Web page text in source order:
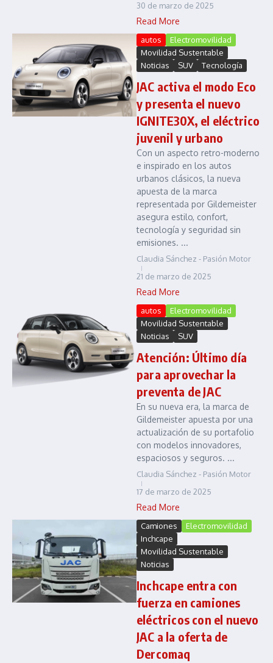
30 de marzo de 2025
Read More
autos
Electromovilidad
Movilidad Sustentable
Noticias
SUV Tecnología
JAC activa el modo Eco
y presenta el nuevo
IGNITE30X, el eléctrico
juvenil y urbano
Con un aspecto retro-moderno
e inspirado en los autos
urbanos clásicos, la nueva
apuesta de la marca
representada por Gildemeister
asegura estilo, confort,
tecnología y seguridad sin
emisiones. ...
Claudia Sánchez - Pasión Motor
21 de marzo de 2025
Read More
autos
Electromovilidad
Movilidad Sustentable
Noticias
SUV
Atención: Último día
para aprovechar la
preventa de JAC
En su nueva era, la marca de
Gildemeister apuesta por una
actualización de su portafolio
con modelos innovadores,
espaciosos y seguros. ...
Claudia Sánchez - Pasión Motor
17 de marzo de 2025
Read More
Camiones
Electromovilidad
Inchcape
Movilidad Sustentable
Noticias
Inchcape entra con
fuerza en camiones
eléctricos con el nuevo
JAC a la oferta de
Dercomaq